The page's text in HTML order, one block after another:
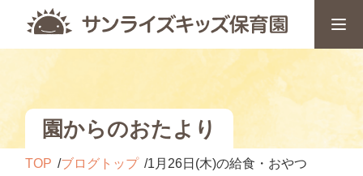
園からのおたより
TOP ブログトップ 1月26日(木)の給食・おやつ